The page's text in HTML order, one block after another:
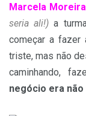
Marcela
seria ali!) a
começar a fazer
triste, mas não
caminhando,
negócio era